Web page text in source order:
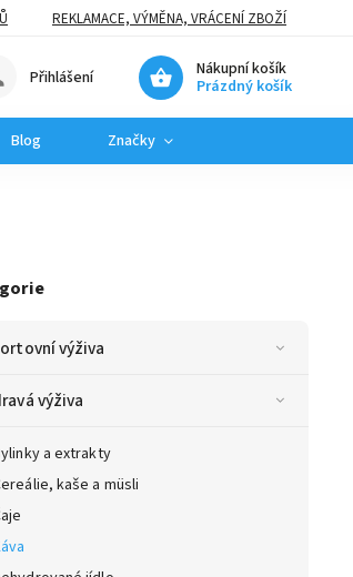
REKLAMACE, VÝMĚNA, VRÁCENÍ ZBOŽÍ
Nákupní košík
Prázdný košík
Přihlášení
Blog Značky
výživa
výživa
a extrakty
kaše a müsli